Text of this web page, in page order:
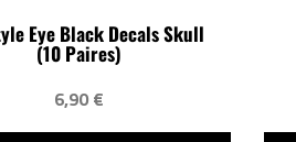
Eye Black Decals Skull
(10 Paires)
6,90 €